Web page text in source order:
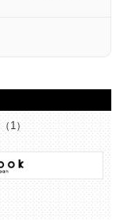
1）